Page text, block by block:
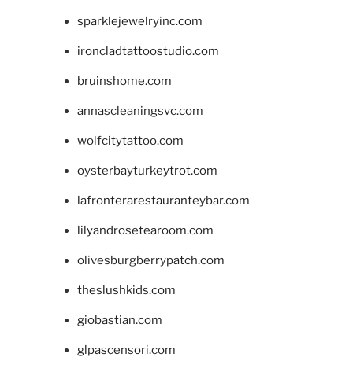
sparklejewelryinc.com
ironcladtattoostudio.com
bruinshome.com
annascleaningsvc.com
wolfcitytattoo.com
oysterbayturkeytrot.com
lafronterarestauranteybar.com
lilyandrosetearoom.com
olivesburgberrypatch.com
theslushkids.com
giobastian.com
glpascensori.com